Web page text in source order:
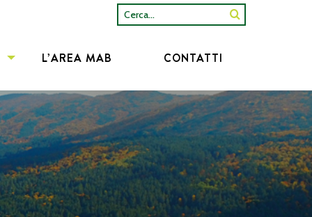
Cerca...
L’AREA MAB CONTATTI